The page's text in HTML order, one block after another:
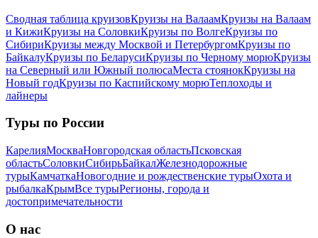
Сводная таблица круизовКруизы на ВалаамКруизы на Валаам
и КижиКруизы на СоловкиКруизы по ВолгеКруизы по
СибириКруизы между Москвой и ПетербургомКруизы по
БайкалуКруизы по БеларусиКруизы по Черному морюКруизы
на Северный или Южный полюсаМеста стоянокКруизы на
Новый годКруизы по Каспийскому морюТеплоходы и
лайнеры
Туры по России
КарелияМоскваНовгородская областьПсковская
областьСоловкиСибирьБайкалЖелезнодорожные
турыКамчаткаНовогодние и рождественские турыОхота и
рыбалкаКрымВсе турыРегионы, города и
достопримечательности
О нас